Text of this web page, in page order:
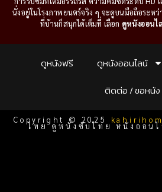
นั่งอยู่ในโรงภาพยนตร์จริง ๆ จะดูบนมือถือระห
ที่บ้านก็สนุกได้เต็มที่ เลือก ดูหนังออนไ
ดูหนังฟรี ดูหนังออนไลน์
ติดต่อ / ขอหนัง
Copyright © 2025
ไทย ดูหนังซับไทย หนังออน